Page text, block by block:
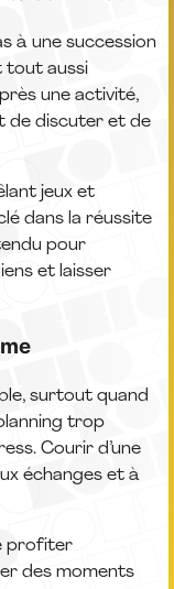
à une succession
tout aussi
une activité,
de discuter et de
jeux et
dans la réussite
pour
et laisser
surtout quand
trop
Courir d’une
échanges et à
profiter
des moments